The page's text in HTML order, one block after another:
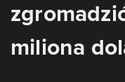
miliona